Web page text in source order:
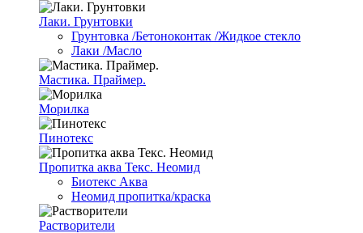
Лаки. Грунтовки
Грунтовка /Бетоноконтак /Жидкое стекло
Лаки /Масло
Мастика. Праймер.
Морилка
Пинотекс
Пропитка аква Текс. Неомид
Биотекс Аква
Неомид пропитка/краска
Растворители